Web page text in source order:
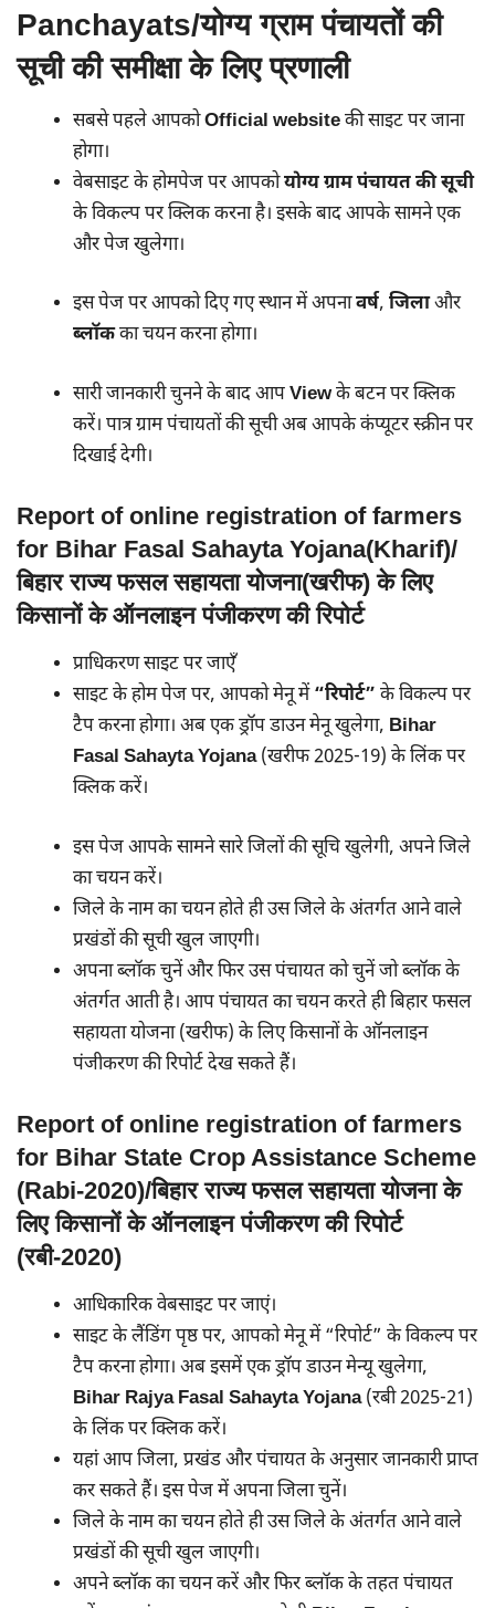
Panchayats/योग्य ग्राम पंचायतों की
सूची की समीक्षा के लिए प्रणाली
सबसे पहले आपकोOfficial websiteकी साइट पर जाना
होगा।
वेबसाइट के होमपेज पर आपकोयोग्य ग्राम पंचायत की सूची
के विकल्प पर क्लिक करना है। इसके बाद आपके सामने एक
और पेज खुलेगा।
इस पेज पर आपको दिए गए स्थान में अपनावर्ष, जिलाऔर
ब्लॉकका चयन करना होगा।
सारी जानकारी चुनने के बाद आपViewके बटन पर क्लिक
करें। पात्र ग्राम पंचायतों की सूची अब आपके कंप्यूटर स्क्रीन पर
दिखाई देगी।
Report of online registration of farmers
for Bihar Fasal Sahayta Yojana(Kharif)/
बिहार राज्य फसल सहायता योजना(खरीफ) के लिए
किसानों के ऑनलाइन पंजीकरण की रिपोर्ट
प्राधिकरण साइट पर जाएँ
साइट के होम पेज पर, आपको मेनू में“रिपोर्ट” के विकल्प पर
टैप करना होगा। अब एक ड्रॉप डाउन मेनू खुलेगा, Bihar
Fasal Sahayta Yojana(खरीफ 2025-19) के लिंक पर
क्लिक करें।
इस पेज आपके सामने सारे जिलों की सूचि खुलेगी, अपने जिले
का चयन करें।
जिले के नाम का चयन होते ही उस जिले के अंतर्गत आने वाले
प्रखंडों की सूची खुल जाएगी।
अपना ब्लॉक चुनें और फिर उस पंचायत को चुनें जो ब्लॉक के
अंतर्गत आती है। आप पंचायत का चयन करते ही बिहार फसल
सहायता योजना (खरीफ) के लिए किसानों के ऑनलाइन
पंजीकरण की रिपोर्ट देख सकते हैं।
Report of online registration of farmers
for Bihar State Crop Assistance Scheme
(Rabi-2020)/बिहार राज्य फसल सहायता योजना के
लिए किसानों के ऑनलाइन पंजीकरण की रिपोर्ट
(रबी-2020)
आधिकारिक वेबसाइट पर जाएं।
साइट के लैंडिंग पृष्ठ पर, आपको मेनू में “रिपोर्ट” के विकल्प पर
टैप करना होगा। अब इसमें एक ड्रॉप डाउन मेन्यू खुलेगा,
Bihar Rajya Fasal Sahayta Yojana(रबी 2025-21)
के लिंक पर क्लिक करें।
यहां आप जिला, प्रखंड और पंचायत के अनुसार जानकारी प्राप्त
कर सकते हैं। इस पेज में अपना जिला चुनें।
जिले के नाम का चयन होते ही उस जिले के अंतर्गत आने वाले
प्रखंडों की सूची खुल जाएगी।
अपने ब्लॉक का चयन करें और फिर ब्लॉक के तहत पंचायत